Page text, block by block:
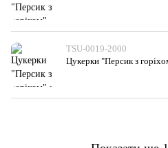
TSU-0019-2000
Цукерки "Персик з